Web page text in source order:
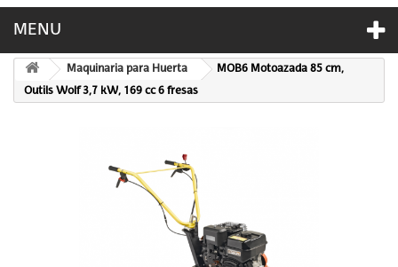
MENU
Maquinaria para Huerta MOB6 Motoazada 85 cm,
Outils Wolf 3,7 kW, 169 cc 6 fresas